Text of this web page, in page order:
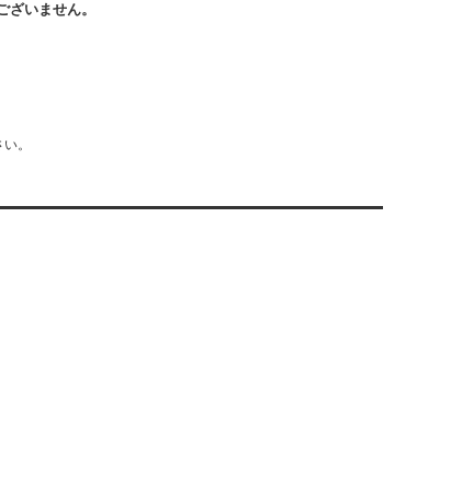
いません。
。